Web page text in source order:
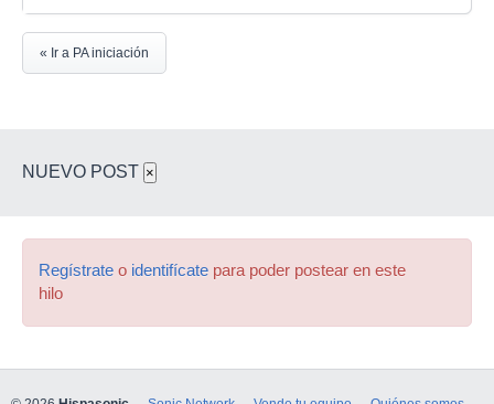
« Ir a PA iniciación
NUEVO POST ×
Regístrate o identifícate para poder postear en este
hilo